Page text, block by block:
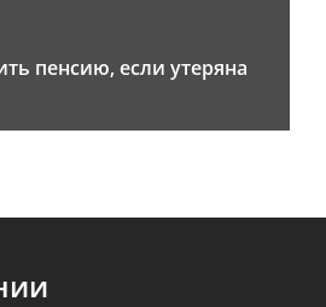
пенсию, если утеряна